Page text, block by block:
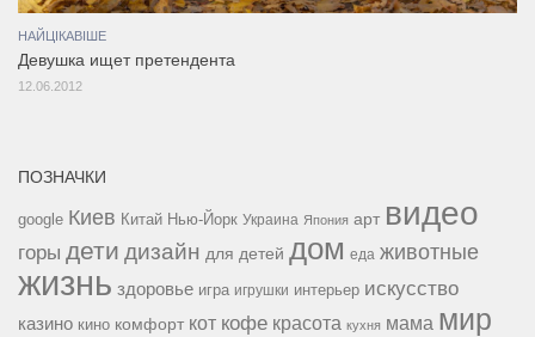
НАЙЦІКАВІШЕ
Девушка ищет претендента
12.06.2012
ПОЗНАЧКИ
google Киев Китай Нью-Йорк Украина Япония арт видео
горы дети дизайн для детей дом еда животные
жизнь здоровье игра игрушки интерьер искусство
казино кино комфорт кот кофе красота кухня мама мир